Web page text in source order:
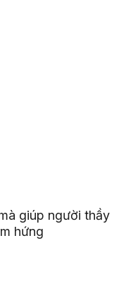
giúp người thầy
hứng